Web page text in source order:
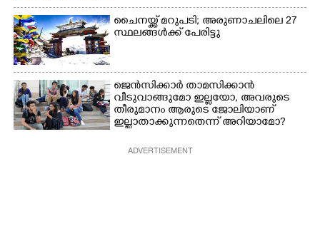
ചൈനയ്ക്ക് മറുപടി; അരുണാചലിലെ 27
സ്ഥലങ്ങൾക്ക് പേരിട്ടു
ജെൻസിക്കാർ താമസിക്കാൻ
വീടുവാങ്ങുമോ ഇല്ലയോ, അവരുടെ
തീരുമാനം ആരുടെ ജോലിയാണ്
ഇല്ലാതാക്കുന്നതെന്ന് അറിയാമോ?
ADVERTISEMENT